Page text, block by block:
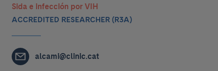
Sida e infección por VIH
ACCREDITED RESEARCHER (R3A)
alcami@clinic.cat